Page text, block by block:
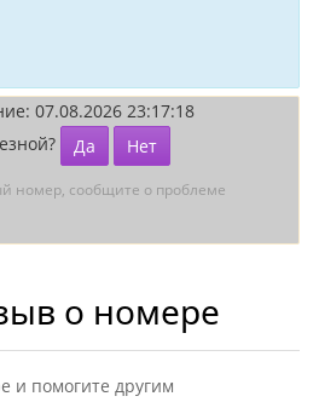
07.08.2026 23:17:18
Да Нет
номер, сообщите о проблеме
о номере
и помогите другим